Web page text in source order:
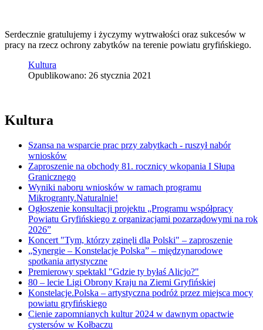
Serdecznie gratulujemy i życzymy wytrwałości oraz sukcesów w
pracy na rzecz ochrony zabytków na terenie powiatu gryfińskiego.
Kultura
Opublikowano: 26 stycznia 2021
Kultura
Szansa na wsparcie prac przy zabytkach - ruszył nabór
wniosków
Zaproszenie na obchody 81. rocznicy wkopania I Słupa
Granicznego
Wyniki naboru wniosków w ramach programu
Mikrogranty.Naturalnie!
Ogłoszenie konsultacji projektu „Programu współpracy
Powiatu Gryfińskiego z organizacjami pozarządowymi na rok
2026”
Koncert "Tym, którzy zginęli dla Polski" – zaproszenie
„Synergie – Konstelacje Polska” – międzynarodowe
spotkania artystyczne
Premierowy spektakl "Gdzie ty byłaś Alicjo?"
80 – lecie Ligi Obrony Kraju na Ziemi Gryfińskiej
Konstelacje.Polska – artystyczna podróż przez miejsca mocy
powiatu gryfińskiego
Cienie zapomnianych kultur 2024 w dawnym opactwie
cystersów w Kołbaczu